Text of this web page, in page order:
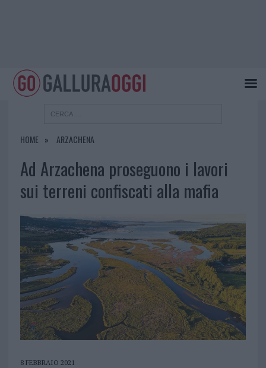
HOME ARZACHENA
Ad Arzachena proseguono i lavori
sui terreni confiscati alla mafia
8 FEBBRAIO 2021